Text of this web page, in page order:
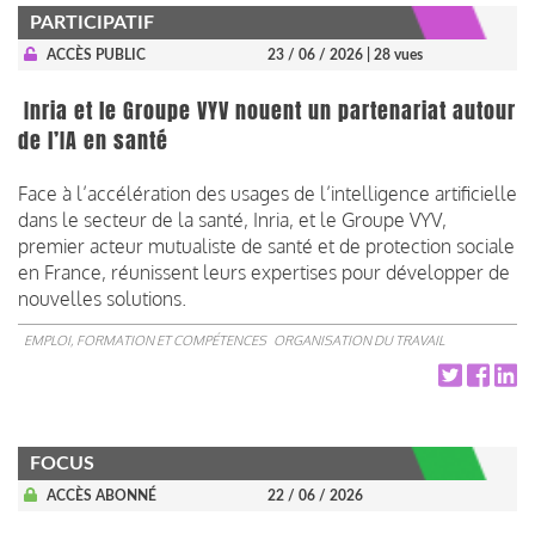
PARTICIPATIF
ACCÈS PUBLIC 23 / 06 / 2026 | 28 vues
Inria et le Groupe VYV nouent un partenariat autour
de l’IA en santé
Face à l’accélération des usages de l’intelligence artificielle
dans le secteur de la santé, Inria, et le Groupe VYV,
premier acteur mutualiste de santé et de protection sociale
en France, réunissent leurs expertises pour développer de
nouvelles solutions.
EMPLOI, FORMATION ET COMPÉTENCES ORGANISATION DU TRAVAIL
FOCUS
ACCÈS ABONNÉ 22 / 06 / 2026